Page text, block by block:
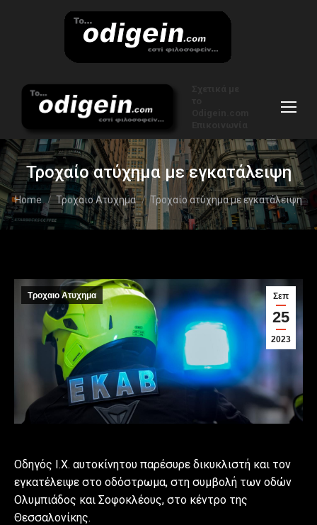
Τροχαίο ατύχημα με εγκατάλειψη
You are here:
Home Τροχαιο Ατυχημα Τροχαίο ατύχημα με εγκατάλειψη
Σεπ
25
2023
Τροχαιο Ατυχημα
Οδηγός Ι.Χ. αυτοκίνητου παρέσυρε δικυκλιστή και τον
εγκατέλειψε στο οδόστρωμα, στη συμβολή των οδών
Ολυμπιάδος και Σοφοκλέους, στο κέντρο της
Θεσσαλονίκης.